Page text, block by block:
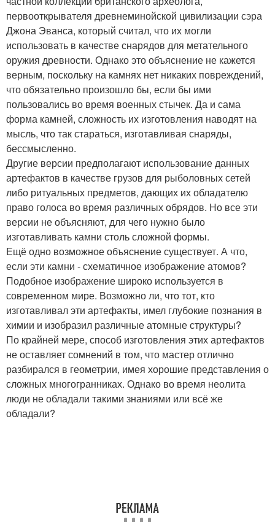
первооткрывателя древнеминойской цивилизации сэра
Джона Эванса, который считал, что их могли
использовать в качестве снарядов для метательного
оружия древности. Однако это объяснение не кажется
верным, поскольку на камнях нет никаких повреждений,
что обязательно произошло бы, если бы ими
пользовались во время военных стычек. Да и сама
форма камней, сложность их изготовления наводят на
мысль, что так стараться, изготавливая снаряды,
бессмысленно.
Другие версии предполагают использование данных
артефактов в качестве грузов для рыболовных сетей
либо ритуальных предметов, дающих их обладателю
право голоса во время различных обрядов. Но все эти
версии не объясняют, для чего нужно было
изготавливать камни столь сложной формы.
Ещё одно возможное объяснение существует. А что,
если эти камни - схематичное изображение атомов?
Подобное изображение широко используется в
современном мире. Возможно ли, что тот, кто
изготавливал эти артефакты, имел глубокие познания в
химии и изобразил различные атомные структуры?
По крайней мере, способ изготовления этих артефактов
не оставляет сомнений в том, что мастер отлично
разбирался в геометрии, имея хорошие представления о
сложных многогранниках. Однако во время неолита
люди не обладали такими знаниями или всё же
обладали?